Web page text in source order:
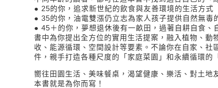
● 25的你，追求新世紀的飲食與友善環境的生活方式
● 35的你，油電雙漲仍立志為家人孩子提供自然無毒
● 45＋的你，夢想退休後有一畝田，過著自耕自食、
書中為你提出全方位的實用生活提案，融入植物、動
收、能源循環、空間設計等要素。不論你在自家、社
件，親手打造各種尺度的「家庭菜園」和永續循環的
嚮往田園生活、美味餐桌，渴望健康、樂活、對土
本書就是為你而寫！